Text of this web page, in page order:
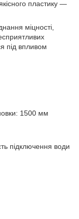
пластику ―
міцності,
під впливом
1500 мм
підключення води